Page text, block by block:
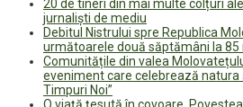
20 de tineri din mai multe colțuri
jurnaliști de mediu
Debitul Nistrului spre Republica
următoarele două săptămâni la 85
Comunitățile din valea
eveniment care celebrează natura
Timpuri Noi”